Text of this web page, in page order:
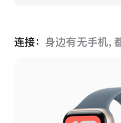
连接： 身边有无手机，